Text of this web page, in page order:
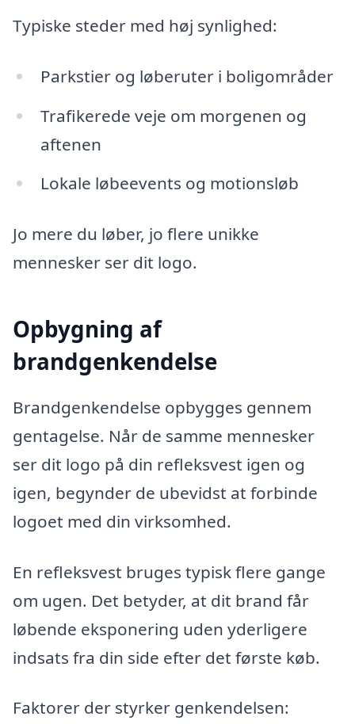
Typiske steder med høj synlighed:
Parkstier og løberuter i boligområder
Trafikerede veje om morgenen og
aftenen
Lokale løbeevents og motionsløb
Jo mere du løber, jo flere unikke
mennesker ser dit logo.
Opbygning af
brandgenkendelse
Brandgenkendelse opbygges gennem
gentagelse. Når de samme mennesker
ser dit logo på din refleksvest igen og
igen, begynder de ubevidst at forbinde
logoet med din virksomhed.
En refleksvest bruges typisk flere gange
om ugen. Det betyder, at dit brand får
løbende eksponering uden yderligere
indsats fra din side efter det første køb.
Faktorer der styrker genkendelsen: